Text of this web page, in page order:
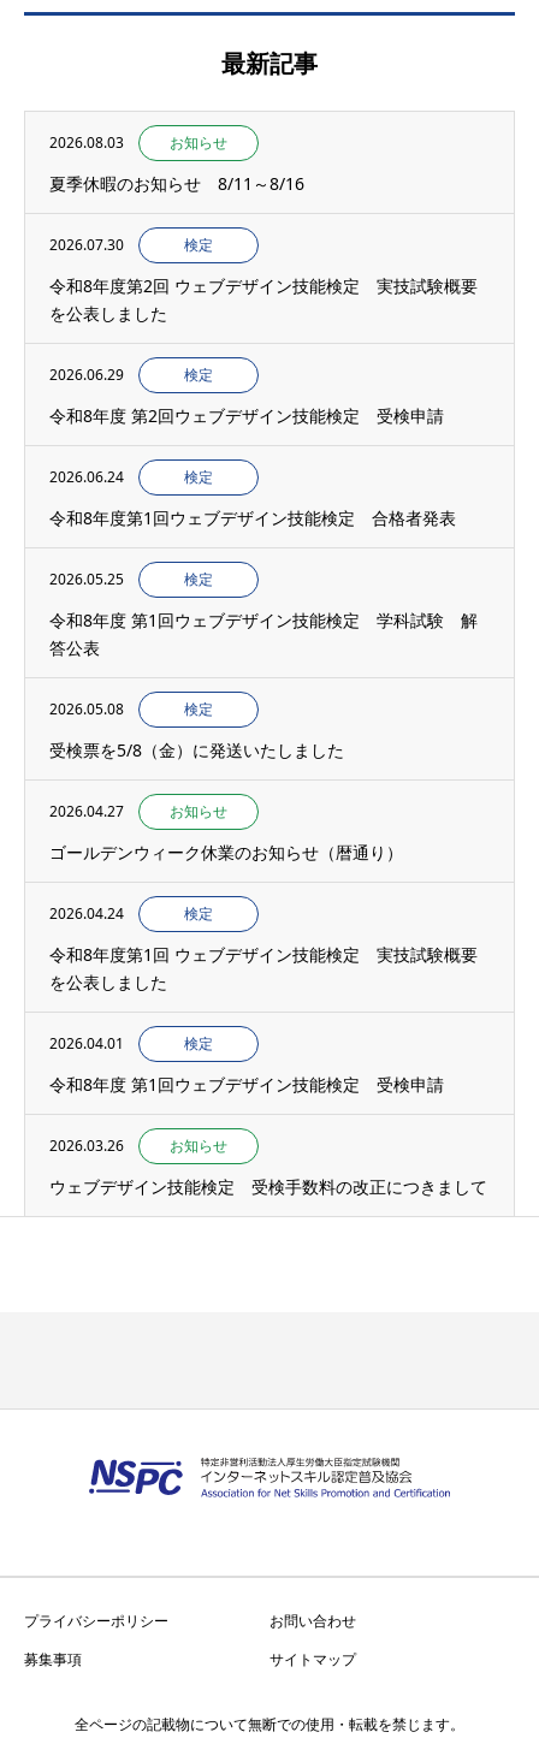
最新記事
2026.08.03 お知らせ
夏季休暇のお知らせ 8/11～8/16
2026.07.30 検定
令和8年度第2回 ウェブデザイン技能検定 実技試験概要
を公表しました
2026.06.29 検定
令和8年度 第2回ウェブデザイン技能検定 受検申請
2026.06.24 検定
令和8年度第1回ウェブデザイン技能検定 合格者発表
2026.05.25 検定
令和8年度 第1回ウェブデザイン技能検定 学科試験 解
答公表
2026.05.08 検定
受検票を5/8（金）に発送いたしました
2026.04.27 お知らせ
ゴールデンウィーク休業のお知らせ（暦通り）
2026.04.24 検定
令和8年度第1回 ウェブデザイン技能検定 実技試験概要
を公表しました
2026.04.01 検定
令和8年度 第1回ウェブデザイン技能検定 受検申請
2026.03.26 お知らせ
ウェブデザイン技能検定 受検手数料の改正につきまして
プライバシーポリシー
お問い合わせ
募集事項
サイトマップ
全ページの記載物について無断での使用・転載を禁じます。